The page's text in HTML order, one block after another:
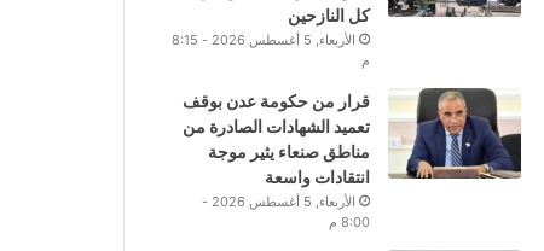
كل النازحين
الأربعاء, 5 أغسطس 2026 - 8:15
م
قرار من حكومة عدن بوقف
تعميد الشهادات الصادرة من
مناطق صنعاء يثير موجة
انتقادات واسعة
الأربعاء, 5 أغسطس 2026 -
8:00 م